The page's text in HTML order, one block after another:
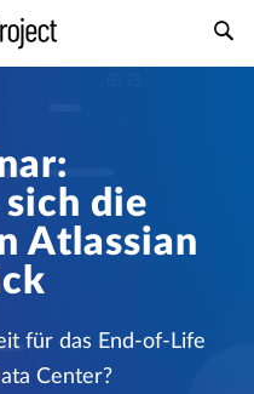
sich die
Atlassian
für das End-of-Life
Center?